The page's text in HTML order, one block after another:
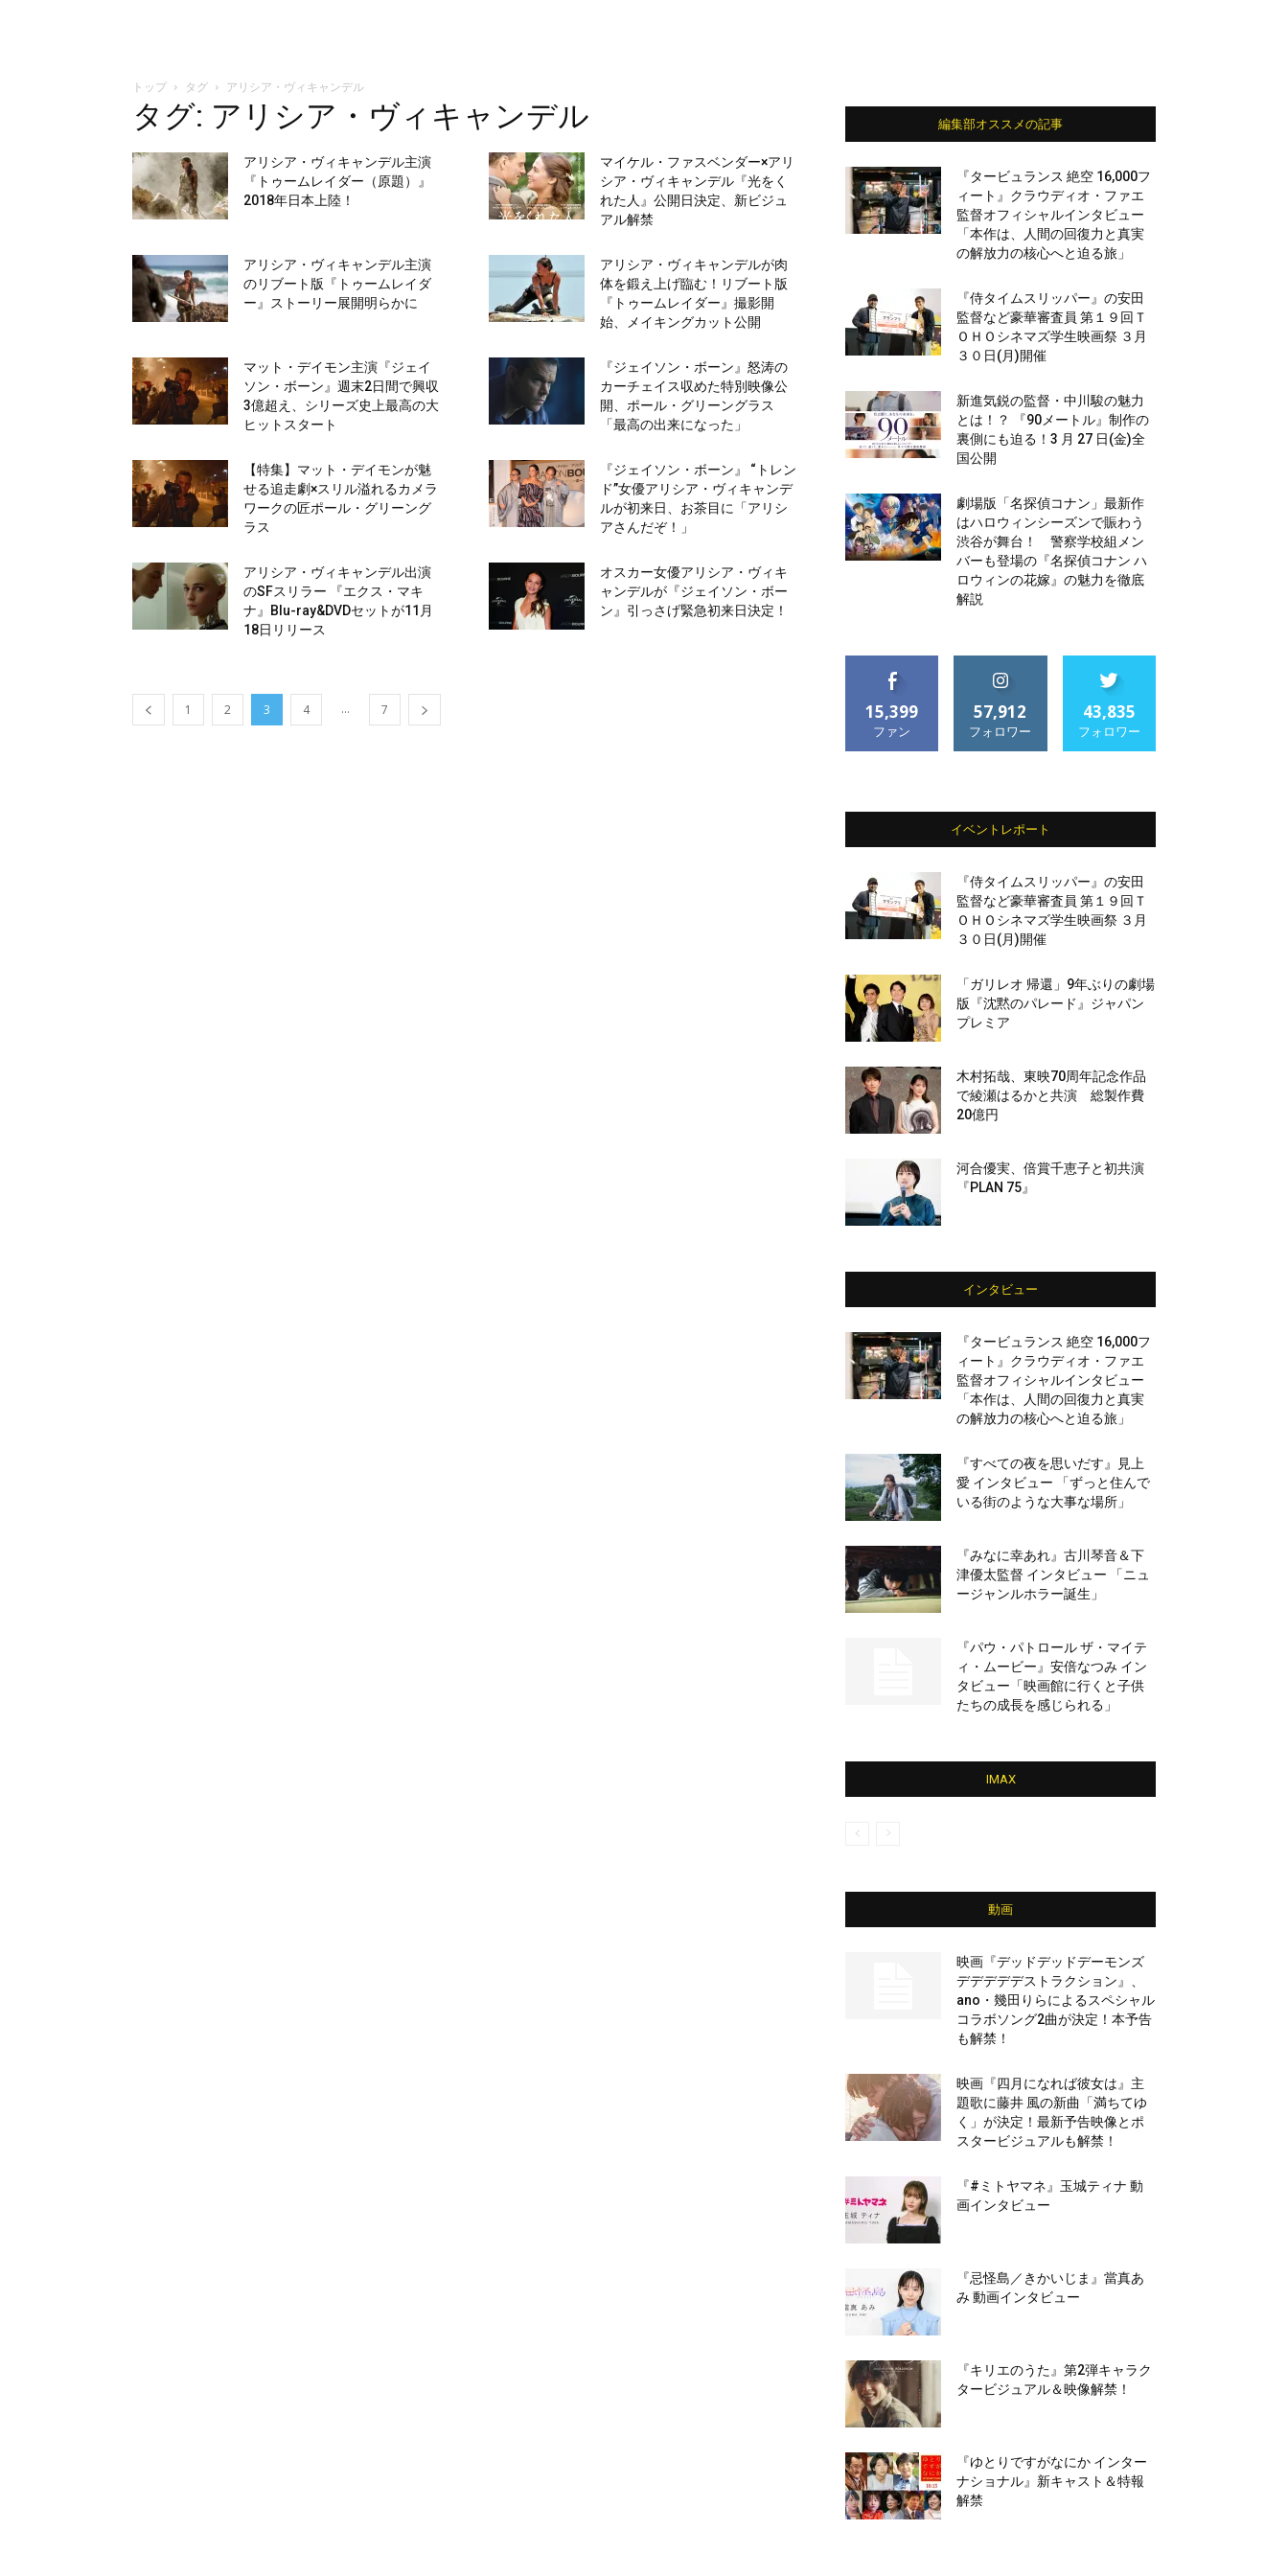
トップ タグ アリシア・ヴィキャンデル
タグ: アリシア・ヴィキャンデル
アリシア・ヴィキャンデル主演
『トゥームレイダー（原題）』
2018年日本上陸！
マイケル・ファスベンダー×アリ
シア・ヴィキャンデル『光をく
れた人』公開日決定、新ビジュ
アル解禁
アリシア・ヴィキャンデル主演
のリブート版『トゥームレイダ
ー』ストーリー展開明らかに
アリシア・ヴィキャンデルが肉
体を鍛え上げ臨む！リブート版
『トゥームレイダー』撮影開
始、メイキングカット公開
マット・デイモン主演『ジェイ
ソン・ボーン』週末2日間で興収
3億超え、シリーズ史上最高の大
ヒットスタート
『ジェイソン・ボーン』怒涛の
カーチェイス収めた特別映像公
開、ポール・グリーングラス
「最高の出来になった」
【特集】マット・デイモンが魅
せる追走劇×スリル溢れるカメラ
ワークの匠ポール・グリーング
ラス
『ジェイソン・ボーン』 “トレン
ド”女優アリシア・ヴィキャンデ
ルが初来日、お茶目に「アリシ
アさんだぞ！」
アリシア・ヴィキャンデル出演
のSFスリラー 『エクス・マキ
ナ』Blu-ray&DVDセットが11月
18日リリース
オスカー女優アリシア・ヴィキ
ャンデルが『ジェイソン・ボー
ン』引っさげ緊急初来日決定！
1 2 3 4 ... 7
編集部オススメの記事
『タービュランス 絶空 16,000フ
ィート』クラウディオ・ファエ
監督オフィシャルインタビュー
「本作は、人間の回復力と真実
の解放力の核心へと迫る旅」
『侍タイムスリッパー』の安田
監督など豪華審査員 第１９回Ｔ
ＯＨＯシネマズ学生映画祭 ３月
３０日(月)開催
新進気鋭の監督・中川駿の魅力
とは！？ 『90メートル』制作の
裏側にも迫る！3 月 27 日(金)全
国公開
劇場版「名探偵コナン」最新作
はハロウィンシーズンで賑わう
渋谷が舞台！ 警察学校組メン
バーも登場の『名探偵コナン ハ
ロウィンの花嫁』の魅力を徹底
解説
15,399
ファン
57,912
フォロワー
43,835
フォロワー
イベントレポート
『侍タイムスリッパー』の安田
監督など豪華審査員 第１９回Ｔ
ＯＨＯシネマズ学生映画祭 ３月
３０日(月)開催
「ガリレオ 帰還」9年ぶりの劇場
版『沈黙のパレード』ジャパン
プレミア
木村拓哉、東映70周年記念作品
で綾瀬はるかと共演 総製作費
20億円
河合優実、倍賞千恵子と初共演
『PLAN 75』
インタビュー
『タービュランス 絶空 16,000フ
ィート』クラウディオ・ファエ
監督オフィシャルインタビュー
「本作は、人間の回復力と真実
の解放力の核心へと迫る旅」
『すべての夜を思いだす』見上
愛 インタビュー 「ずっと住んで
いる街のような大事な場所」
『みなに幸あれ』古川琴音＆下
津優太監督 インタビュー 「ニュ
ージャンルホラー誕生」
『パウ・パトロール ザ・マイテ
ィ・ムービー』安倍なつみ イン
タビュー「映画館に行くと子供
たちの成長を感じられる」
IMAX
動画
映画『デッドデッドデーモンズ
デデデデデストラクション』、
ano・幾田りらによるスペシャル
コラボソング2曲が決定！本予告
も解禁！
映画『四月になれば彼女は』主
題歌に藤井 風の新曲「満ちてゆ
く」が決定！最新予告映像とポ
スタービジュアルも解禁！
『#ミトヤマネ』玉城ティナ 動
画インタビュー
『忌怪島／きかいじま』當真あ
み 動画インタビュー
『キリエのうた』第2弾キャラク
タービジュアル＆映像解禁！
『ゆとりですがなにか インター
ナショナル』新キャスト＆特報
解禁